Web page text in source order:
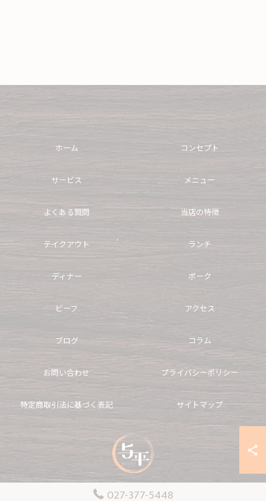
027-377-5448
ホーム コンセプト
サービス メニュー
よくある質問 当店の特徴
テイクアウト ランチ
ディナー ポーク
ビーフ アクセス
ブログ コラム
お問い合わせ プライバシーポリシー
特定商取引法に基づく表記 サイトマップ
© 2026 群馬県高崎市のカレーならカレーとライス 与平 ALL RIGHTS RESERVED.